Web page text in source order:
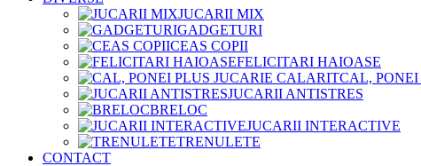
JUCARII MIX
GADGETURI
CEAS COPII
FELICITARI HAIOASE
CAL,
JUCARII ANTISTRES
BRELOC
JUCARII INTERACTIVE
TRENULETE
CONTACT